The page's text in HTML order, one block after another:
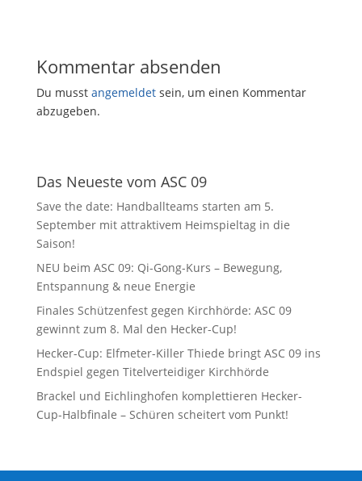
Kommentar absenden
Du musst angemeldetsein, um einen Kommentar
abzugeben.
Das Neueste vom ASC 09
Save the date: Handballteams starten am 5.
September mit attraktivem Heimspieltag in die
Saison!
NEU beim ASC 09: Qi-Gong-Kurs – Bewegung,
Entspannung & neue Energie
Finales Schützenfest gegen Kirchhörde: ASC 09
gewinnt zum 8. Mal den Hecker-Cup!
Hecker-Cup: Elfmeter-Killer Thiede bringt ASC 09 ins
Endspiel gegen Titelverteidiger Kirchhörde
Brackel und Eichlinghofen komplettieren Hecker-
Cup-Halbfinale – Schüren scheitert vom Punkt!